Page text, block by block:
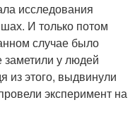
исследования
И только потом
случае было
заметили у людей
из этого, выдвинули
эксперимент на